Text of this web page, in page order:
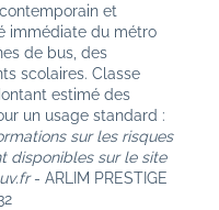
et
immédiate du métro
de bus, des
scolaires. Classe
estimé des
un usage standard :
sur les risques
disponibles sur le site
- ARLIM PRESTIGE